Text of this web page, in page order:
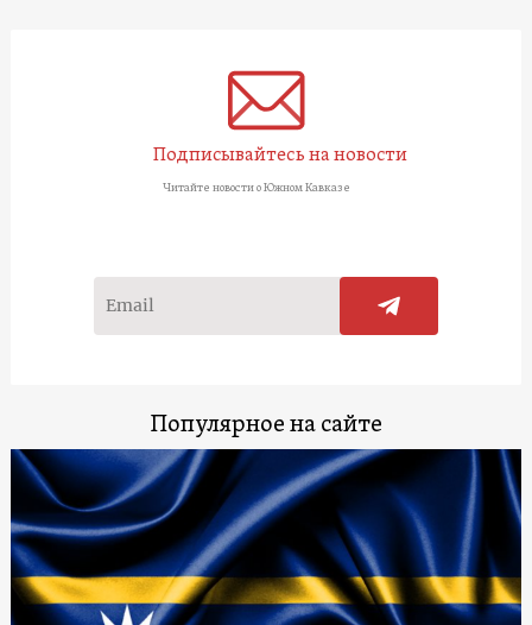
Подписывайтесь на новости
Читайте новости о Южном Кавказе
Популярное на сайте